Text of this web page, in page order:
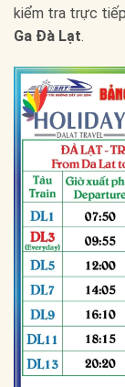
kiểm tra trực
Ga Đà Lạt.